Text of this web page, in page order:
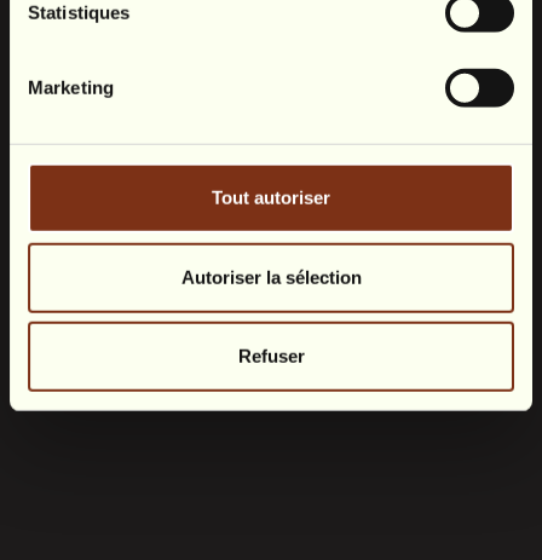
Statistiques
Marketing
Tout autoriser
Autoriser la sélection
Refuser